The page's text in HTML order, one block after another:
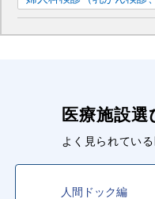
医療施設
よく見られてい
人間ドック編